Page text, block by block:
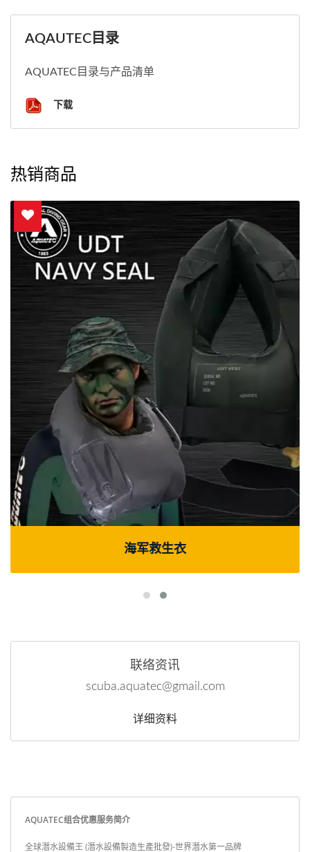
AQAUTEC目录
AQUATEC目录与产品清单
下载
热销商品
海军救生衣
联络资讯
scuba.aquatec@gmail.com
详细资料
AQUATEC组合优惠服务简介
全球潛水設備王 (潛水設備製造生產批發)-世界潛水第一品牌